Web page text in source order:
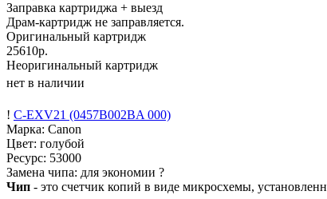
Заправка картриджа + выезд
Драм-картридж не заправляется.
Оригинальный картридж
25610р.
Неоригинальный картридж
нет в наличии
! C-EXV21 (0457B002BA 000)
Марка: Canon
Цвет: голубой
Ресурс: 53000
Замена чипа: для экономии ?
Чип - это счетчик копий в виде микросхемы,